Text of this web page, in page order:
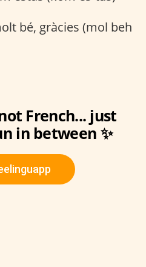
bé, gràcies (mol beh
French... just
in between ✨